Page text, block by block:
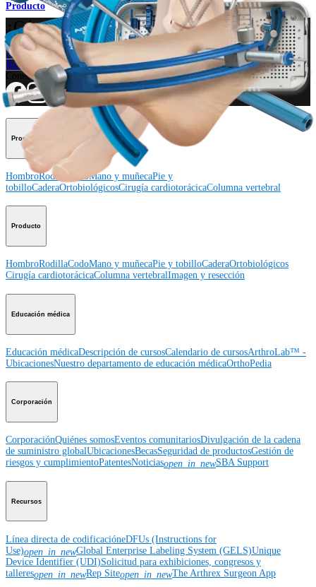
Producto
¿Cómo podemos ayudarlo?
Contacte a un representante
Ver eventos, laboratorios y oportunidades educativas
Regístrese para recibir: ¿Qué hay de nuevo en Arthrex?
Conéctese con nosotros
Procedimiento
HombroRodilla CodoMano y muñecaPie y
tobilloCaderaOrtobiológicosCirugía cardiotorácicaColumna vertebral
Producto
HombroRodillaCodoMano y muñecaPie y tobilloCaderaOrtobiológicos
Cirugía cardiotorácicaColumna vertebralImagen y resección
Educación médica
Educación médicaDescripción de cursosCalendario de cursosArthroLab™ -
UbicacionesNuestro departamento de educación médicaOrthoPedia
Corporación
CorporaciónQuiénes somosEventos comunitariosDivulgación de la cadena
de suministro globalUbicacionesBecasSeguridad de productosGestión de
riesgos y cumplimientoPatentesNoticiasopen_in_newSBA Support
Recursos
Línea directa de codificacióneDFUs (Instructions for
Use)open_in_newGlobal Enterprise Labeling System (GELS)Unique
Device Identifier (UDI)Solicitud para exhibiciones, congresos y
talleresopen_in_newRep Siteopen_in_newThe Arthrex Surgeon App